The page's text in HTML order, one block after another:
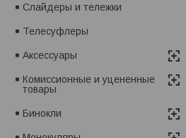
Слайдеры и тележки
Телесуфлеры
Аксессуары
Комиссионные и уцененные
товары
Бинокли